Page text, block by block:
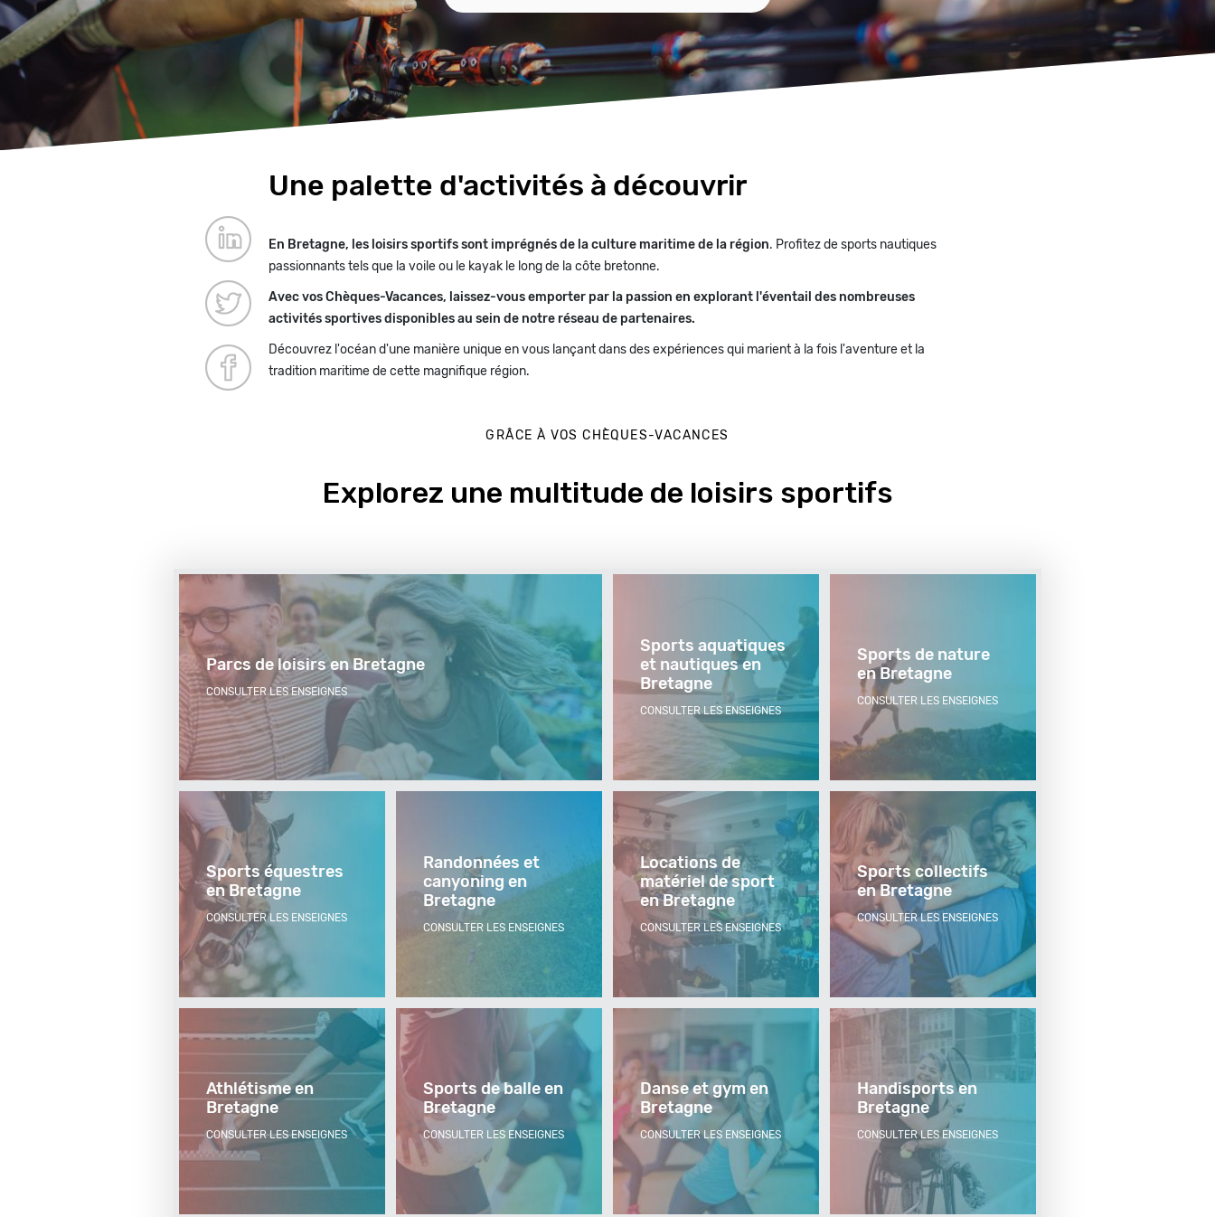
Une palette d'activités à découvrir
Paragraphes
En Bretagne, les loisirs sportifs sont imprégnés de la culture maritime de la région. Profitez de sports nautiques
passionnants tels que la voile ou le kayak le long de la côte bretonne.
Avec vos Chèques-Vacances, laissez-vous emporter par la passion en explorant l'éventail des nombreuses
activités sportives disponibles au sein de notre réseau de partenaires.
Découvrez l'océan d'une manière unique en vous lançant dans des expériences qui marient à la fois l'aventure et la
tradition maritime de cette magnifique région.
GRÂCE À VOS CHÈQUES-VACANCES
Explorez une multitude de loisirs sportifs
Parcs de loisirs en Bretagne
CONSULTER LES ENSEIGNES
Sports aquatiques
et nautiques en
Bretagne
CONSULTER LES ENSEIGNES
Sports de nature
en Bretagne
CONSULTER LES ENSEIGNES
Sports équestres
en Bretagne
CONSULTER LES ENSEIGNES
Randonnées et
canyoning en
Bretagne
CONSULTER LES ENSEIGNES
Locations de
matériel de sport
en Bretagne
CONSULTER LES ENSEIGNES
Sports collectifs
en Bretagne
CONSULTER LES ENSEIGNES
Athlétisme en
Bretagne
CONSULTER LES ENSEIGNES
Sports de balle en
Bretagne
CONSULTER LES ENSEIGNES
Danse et gym en
Bretagne
CONSULTER LES ENSEIGNES
Handisports en
Bretagne
CONSULTER LES ENSEIGNES